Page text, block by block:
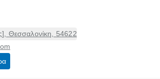
Θεσσαλονίκη, 54622